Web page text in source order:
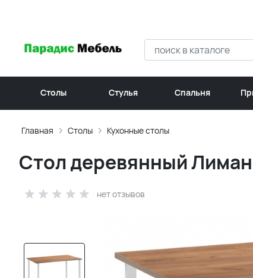
Столы Стулья Спальня
Главная Столы Кухонные столы
Стол деревянный
нет отзывов